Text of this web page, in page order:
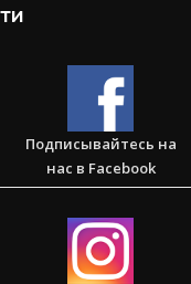
Подписывайтесь на
нас в Facebook